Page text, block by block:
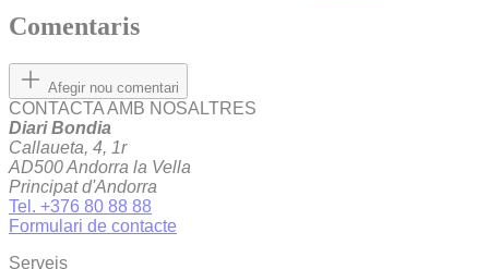
Comentaris
Afegir nou comentari
CONTACTA AMB NOSALTRES
Diari Bondia
Callaueta, 4, 1r
AD500 Andorra la Vella
Principat d'Andorra
Tel. +376 80 88 88
Formulari de contacte
Serveis